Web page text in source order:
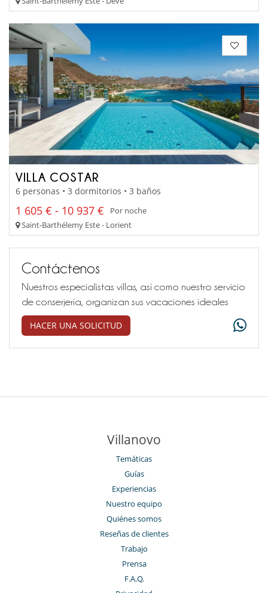
VILLA COSTAR
6 personas • 3 dormitorios • 3 baños
1 605 € - 10 937 €
Por noche
Saint-Barthélemy Este - Lorient
Contáctenos
Nuestros especialistas villas, así como nuestro servicio
de conserjería, organizan sus vacaciones ideales
HACER UNA SOLICITUD
Villanovo
Temáticas
Guías
Experiencias
Nuestro equipo
Quiénes somos
Reseñas de clientes
Trabajo
Prensa
F.A.Q.